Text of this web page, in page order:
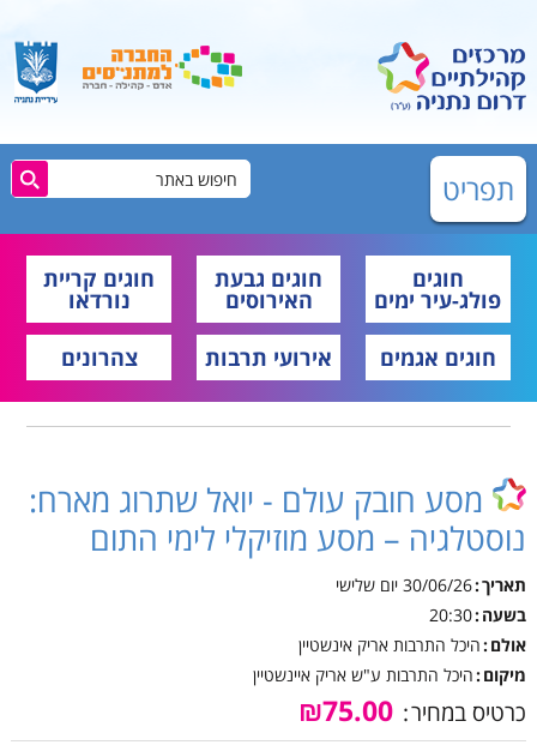
תפריט
חוגים
פולג-עיר ימים
חוגים גבעת
האירוסים
חוגים קריית
נורדאו
חוגים אגמים
אירועי תרבות צהרונים
מסע חובק עולם - יואל שתרוג מארח:
נוסטלגיה – מסע מוזיקלי לימי התום
תאריך 30/06/26 יום שלישי
בשעה 20:30
אולם היכל התרבות אריק אינשטיין
מיקום היכל התרבות ע"ש אריק איינשטיין
כרטיס במחיר